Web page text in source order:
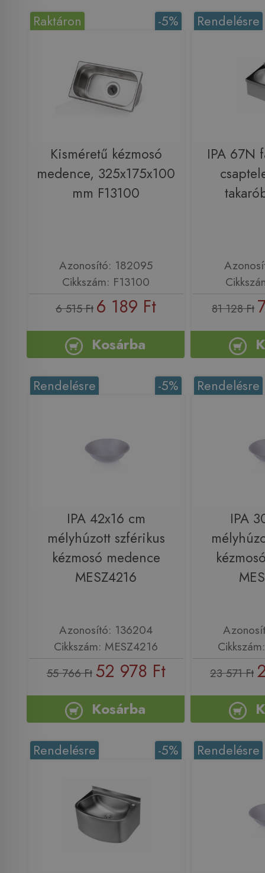
-5%
Raktáron
Kisméretű kézmosó
medence, 325x175x100
mm F13100
Azonosító: 182095
Cikkszám: F13100
6 515 Ft 6 189 Ft
Kosárba
Rendelésre
IPA 67N
81 128 Ft
-5%
Rendelésre
IPA 42x16 cm
mélyhúzott szférikus
kézmosó medence
MESZ4216
Azonosító: 136204
Cikkszám: MESZ4216
55 766 Ft 52 978 Ft
Kosárba
Rendelésre
IPA
23 571 Ft
-5%
Rendelésre Rendelésre